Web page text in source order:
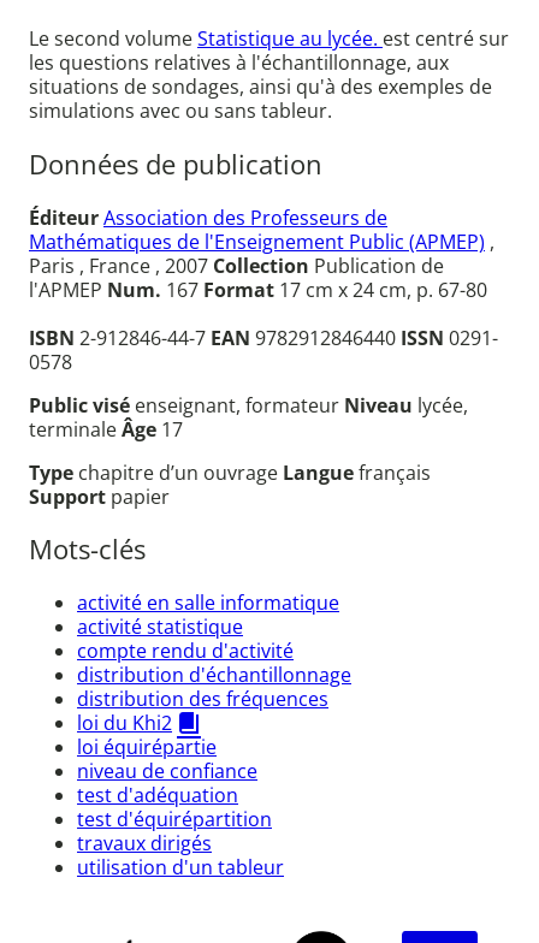
Le second volumeStatistique au lycée. est centré sur
les questions relatives à l'échantillonnage, aux
situations de sondages, ainsi qu'à des exemples de
simulations avec ou sans tableur.
Données de publication
ÉditeurAssociation des Professeurs de
Mathématiques de l'Enseignement Public (APMEP) ,
Paris , France , 2007 Collection Publication de
l'APMEP Num. 167 Format 17 cm x 24 cm, p. 67-80
ISBN 2-912846-44-7 EAN 9782912846440 ISSN 0291-
0578
Public visé enseignant, formateur Niveau lycée,
terminaleÂge 17
Type chapitre d’un ouvrage Languefrançais
Support papier
Mots-clés
activité en salle informatique
activité statistique
compte rendu d'activité
distribution d'échantillonnage
distribution des fréquences
loi du Khi2
loi équirépartie
niveau de confiance
test d'adéquation
test d'équirépartition
travaux dirigés
utilisation d'un tableur